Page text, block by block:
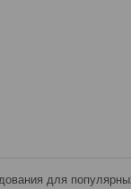
для